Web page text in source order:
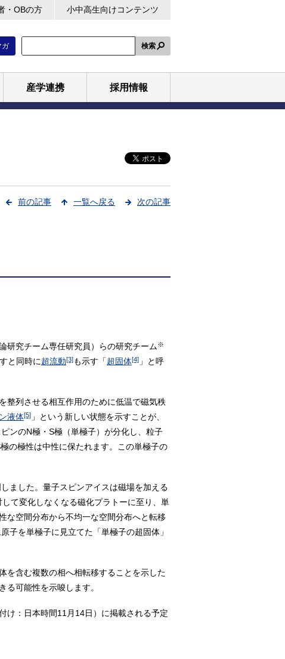
・OBの方 小中高生向けコンテンツ
ガ 検索
産学連携 採用情報
前の記事 一覧へ戻る 次の記事
研究チーム専任研究員）らの研究チーム※
と同時に超流動[3]も示す「超固体[4] 」と呼
整列させる相互作用のために低温で磁気秩
液体[5] 」という新しい状態を示すことが、
ンのN極・S極（単極子）が分化し、粒子
の極性は中性に保たれます。この単極子の
ました。量子スピンアイスは磁場を加える
て変化しなくなる磁化プラトーに至り、単
な空間分布から不均一な空間分布へと転移
子を単極子に見立てた「単極子の超固体」
を含む複数の相へ相転移することを示した
可能性を示唆します。
け：日本時間11月14日）に掲載される予定